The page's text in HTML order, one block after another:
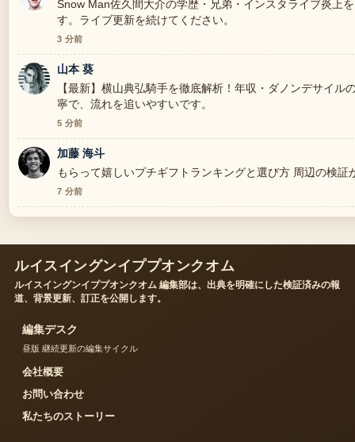
Snow Man佐久間大介の学歴・兄弟・インスタライブ炎上
す。ライブ更新を続けてください。
3 分前
山本 葵
【最新】横山典弘騎手を徹底解析！年収・ダノンデサイ
寧で、流れを追いやすいです。
5 分前
加藤 海斗
もらって嬉しいプチギフトランキングと選び方 周辺の検
7 分前
ルイスイングンイププオンクオム
ルイスイングンイププオンクオム 編集部は、出典を明確にした検証済みの報
道、背景更新、訂正を公開します。
編集デスク
昼版 継続更新の編集サイクル
会社概要
お問い合わせ
私たちのストーリー